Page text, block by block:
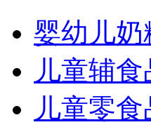
婴幼儿奶
儿童辅食
儿童零食